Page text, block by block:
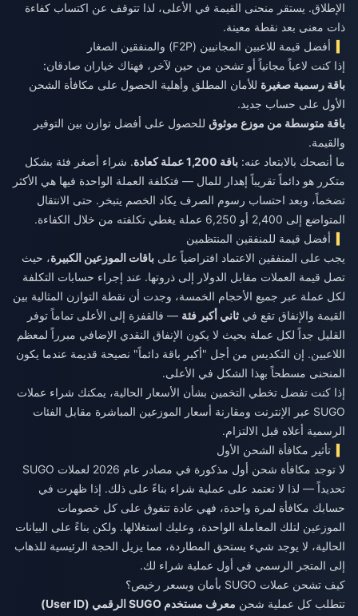
الإطلاق. يستقر منحنى القيمة في الأعلى، لذا تتوقف عن اكتساب كفاءة
ذات معنى بعد نقطة معينة.
أفضل قيمة للاعبين المجانيين (F2P) والمنفقين الصغار
إذا كنت لاعباً مجانياً أو تشحن من حين لآخر، فهناك خياران صادقان:
باقة رسمية صغيرة للأمان المطلق وأهلية الحصول على مكافأة الشحن
الأول على حساب جديد.
باقة متوسطة من موزع موثوق للحصول على أفضل توازن بين التوفير
والقيمة.
ما أنصحك بالابتعاد عنه: باقة 1,200 عملة كعادة
. شراء أصغر فئة بشكل
متكرر هو دائماً تقريباً إهدار للمال — فتكلفة العملة الواحدة فيها هي الأكثر
تضخماً، وبعد احتساب رسوم الصرف يكاد الخصم يتبخر. حتى الانتقال
المتواضع إلى 2,400 أو 6,250 عملة يغطي تكلفته من خلال الكفاءة.
أفضل قيمة للمنفقين المنتظمين
يجب على المنفقين الاعتماد افتراضياً على باقات الموزعين الكبيرة، حيث
تصل قيمة العملات مقابل الدولار إلى ذروتها. عند إجراء حسابات التكلفة
لكل عملة عبر جميع الأحجام الخمسة، وجدت أن نقطة التوازن المثالية بين
القيمة والإنفاق تقع في ثاني أكبر فئة — فالقفزة إلى الأعلى تماماً توفر
القليل جداً لكل عملة بحيث لا يكون الإنفاق النقدي الإضافي مبرراً لمعظم
اللاعبين. إن التكديس من أجل "أكبر باقة دائماً" نصيحة قديمة عندما يكون
المنحنى مسطحاً بهذا الشكل في الأعلى.
إذا كنت تفضل تخطي التخمين بشأن الأسعار الحالية، يمكنك شراء عملات
SUGO عبر الإنترنت
ومقارنة أسعار الموزعين المباشرة مقابل الفئات
الرسمية أعلاه قبل الالتزام.
تأثير مكافأة الشحن الأول
لا توجد مكافأة شحن أول مذكورة في مصادر عام 2026 لعملات SUGO
تحديداً — لذا لا تعتمد على عملية شراء بناءً على ذلك. إذا ظهرت في
حسابك مكافأة لمرة واحدة، فهي عادة تتفوق على كل خصومات
الموزعين لتلك المعاملة الواحدة، وعليك استغلالها. ولكن بناءً على البيانات
الحالية، لا يوجد شيء يستحق المطاردة، مما يزيل الحجة الرئيسية للذهاب
إلى المتجر الرسمي في أول عملية شراء لك.
كيف تشحن عملات SUGO بأمان وبسعر رخيص؟
تتطلب كل عملية شحن معرف مستخدم SUGO الرقمي (User ID)